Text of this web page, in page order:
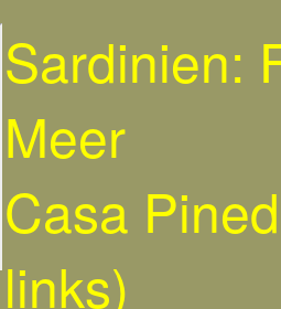
Sardinien:
Meer
Casa
links)